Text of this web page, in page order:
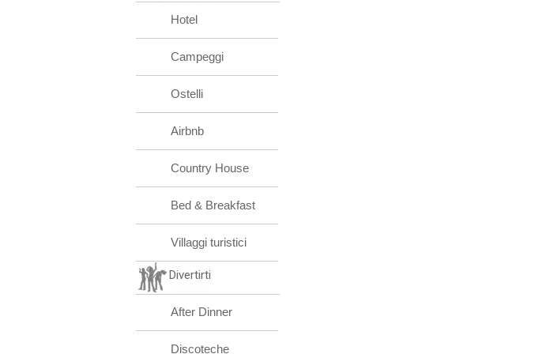
Hotel
Campeggi
Ostelli
Airbnb
Country House
Bed & Breakfast
Villaggi turistici
Divertirti
After Dinner
Discoteche